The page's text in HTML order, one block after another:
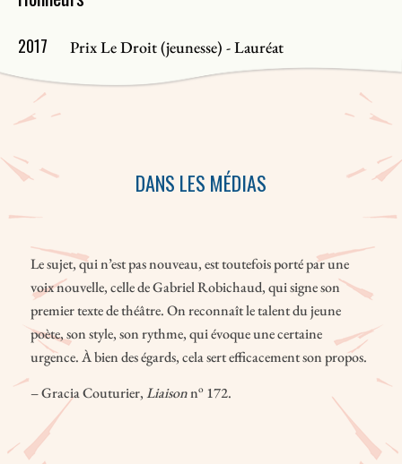
2017 Prix Le Droit (jeunesse) - Lauréat
DANS LES MÉDIAS
Le sujet, qui n’est pas nouveau, est toutefois porté par une
voix nouvelle, celle de Gabriel Robichaud, qui signe son
premier texte de théâtre. On reconnaît le talent du jeune
poète, son style, son rythme, qui évoque une certaine
urgence. À bien des égards, cela sert efficacement son propos.
– Gracia Couturier,Liaisonno172.